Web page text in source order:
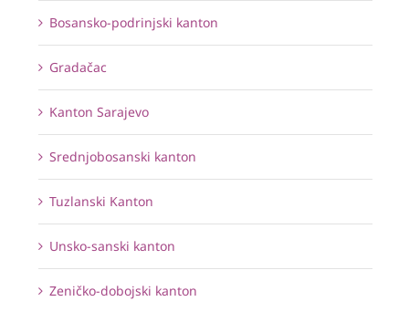
Bosansko-podrinjski kanton
Gradačac
Kanton Sarajevo
Srednjobosanski kanton
Tuzlanski Kanton
Unsko-sanski kanton
Zeničko-dobojski kanton